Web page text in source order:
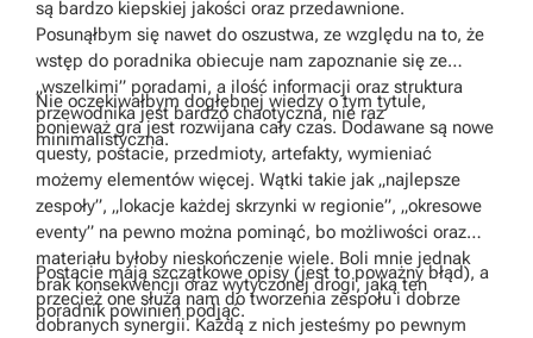
są bardzo kiepskiej jakości oraz przedawnione.
Posunąłbym się nawet do oszustwa, ze względu na to, że
wstęp do poradnika obiecuje nam zapoznanie się ze
„wszelkimi” poradami, a ilość informacji oraz struktura
przewodnika jest bardzo chaotyczna, nie raz
minimalistyczna.
Nie oczekiwałbym dogłębnej wiedzy o tym tytule,
ponieważ gra jest rozwijana cały czas. Dodawane są nowe
questy, postacie, przedmioty, artefakty, wymieniać
możemy elementów więcej. Wątki takie jak „najlepsze
zespoły”, „lokacje każdej skrzynki w regionie”, „okresowe
eventy” na pewno można pominąć, bo możliwości oraz
materiału byłoby nieskończenie wiele. Boli mnie jednak
brak konsekwencji oraz wytyczonej drogi, jaką ten
poradnik powinien podjąć.
Postacie mają szczątkowe opisy (jest to poważny błąd), a
przecież one służą nam do tworzenia zespołu i dobrze
dobranych synergii. Każdą z nich jesteśmy po pewnym